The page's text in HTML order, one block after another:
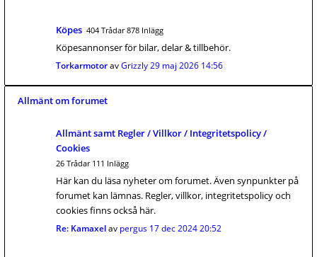
Köpes 404 Trådar 878 Inlägg
Köpesannonser för bilar, delar & tillbehör.
TorkarmotoravGrizzly29 maj 2026 14:56
Allmänt om forumet
Allmänt samt Regler / Villkor / Integritetspolicy /
Cookies
26 Trådar 111 Inlägg
Här kan du läsa nyheter om forumet. Även synpunkter på
forumet kan lämnas. Regler, villkor, integritetspolicy och
cookies finns också här.
Re: Kamaxelav pergus 17 dec 2024 20:52